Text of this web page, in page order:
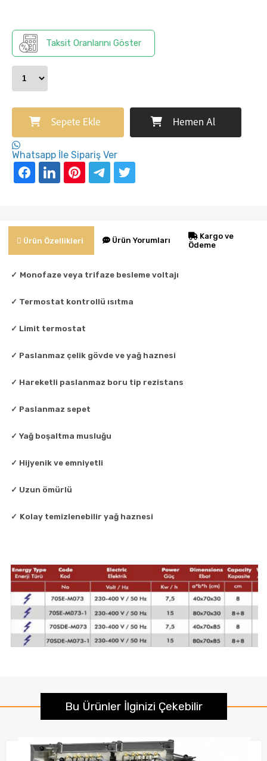
Taksit Oranlarını Göster
Sepete Ekle Hemen Al
Whatsapp İle Sipariş Ver
Ürün Özellikleri Ürün Yorumları
Kargo ve
Ödeme
✓ Monofaze veya trifaze besleme voltajı
✓ Termostat kontrollü ısıtma
✓ Limit termostat
✓ Paslanmaz çelik gövde ve yağ haznesi
✓ Hareketli paslanmaz boru tip rezistans
✓ Paslanmaz sepet
✓ Yağ boşaltma musluğu
✓ Hijyenik ve emniyetli
✓ Uzun ömürlü
✓ Kolay temizlenebilir yağ haznesi
Bu Ürünler İlginizi Çekebilir